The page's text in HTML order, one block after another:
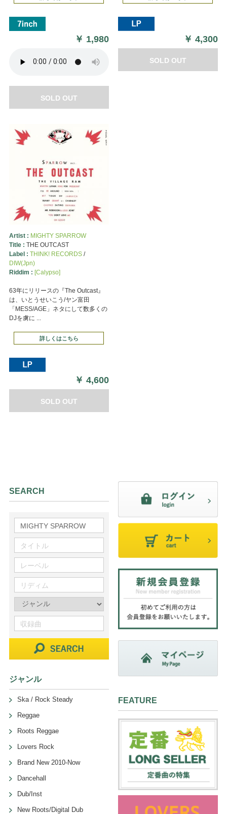
￥ 1,980
SOLD OUT
￥4,300
SOLD OUT
Artist : MIGHTY SPARROW
Title : THE OUTCAST
Label : THINK! RECORDS/
DIW(Jpn)
Riddim : [Calypso]
63年にリリースの『The Outcast』
は、いとうせいこう/ヤン富田
「MESS/AGE」ネタにして数多くの
DJを虜に ...
詳しくはこちら
￥4,600
SOLD OUT
SEARCH
ジャンル
Ska / Rock Steady
Reggae
Roots Reggae
Lovers Rock
Brand New 2010-Now
Dancehall
Dub/Inst
New Roots/Digital Dub
FEATURE